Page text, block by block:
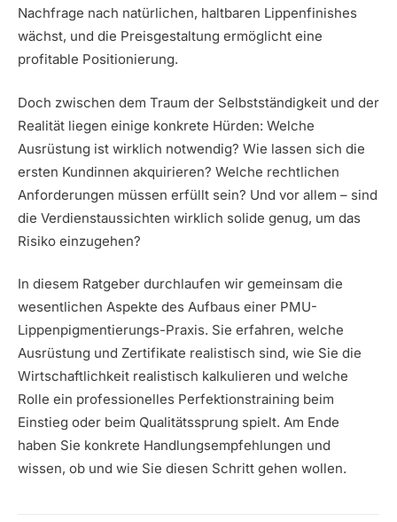
Nachfrage nach natürlichen, haltbaren Lippenfinishes
wächst, und die Preisgestaltung ermöglicht eine
profitable Positionierung.
Doch zwischen dem Traum der Selbstständigkeit und der
Realität liegen einige konkrete Hürden: Welche
Ausrüstung ist wirklich notwendig? Wie lassen sich die
ersten Kundinnen akquirieren? Welche rechtlichen
Anforderungen müssen erfüllt sein? Und vor allem – sind
die Verdienstaussichten wirklich solide genug, um das
Risiko einzugehen?
In diesem Ratgeber durchlaufen wir gemeinsam die
wesentlichen Aspekte des Aufbaus einer PMU-
Lippenpigmentierungs-Praxis. Sie erfahren, welche
Ausrüstung und Zertifikate realistisch sind, wie Sie die
Wirtschaftlichkeit realistisch kalkulieren und welche
Rolle ein professionelles Perfektionstraining beim
Einstieg oder beim Qualitätssprung spielt. Am Ende
haben Sie konkrete Handlungsempfehlungen und
wissen, ob und wie Sie diesen Schritt gehen wollen.